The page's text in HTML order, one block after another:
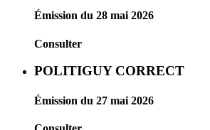
Émission du 28 mai 2026
Consulter
POLITIGUY CORRECT
Émission du 27 mai 2026